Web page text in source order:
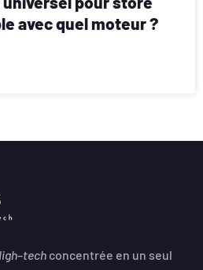
avec quel moteur ?
–tech concentrée en un seul